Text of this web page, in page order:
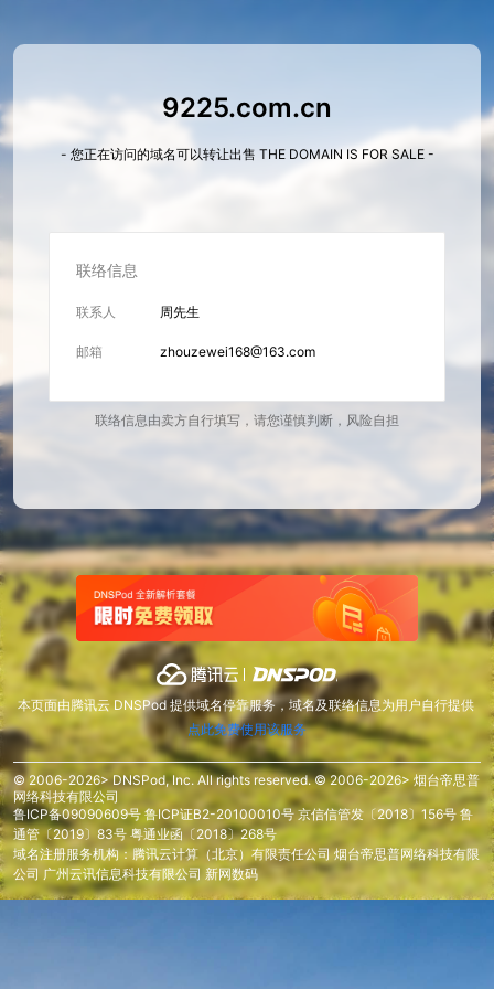
9225.com.cn
- 您正在访问的域名可以转让出售 THE DOMAIN IS FOR SALE -
联络信息
联系人 周先生
邮箱 zhouzewei168@163.com
联络信息由卖方自行填写，请您谨慎判断，风险自担
本页面由腾讯云 DNSPod 提供域名停靠服务，域名及联络信息为用户自行提供
点此免费使用该服务
© 2006-2026> DNSPod, Inc. All rights reserved. © 2006-2026> 烟台帝思普
网络科技有限公司
鲁ICP备09090609号 鲁ICP证B2-20100010号 京信信管发〔2018〕156号 鲁
通管〔2019〕83号 粤通业函〔2018〕268号
域名注册服务机构：腾讯云计算（北京）有限责任公司 烟台帝思普网络科技有限
公司 广州云讯信息科技有限公司 新网数码